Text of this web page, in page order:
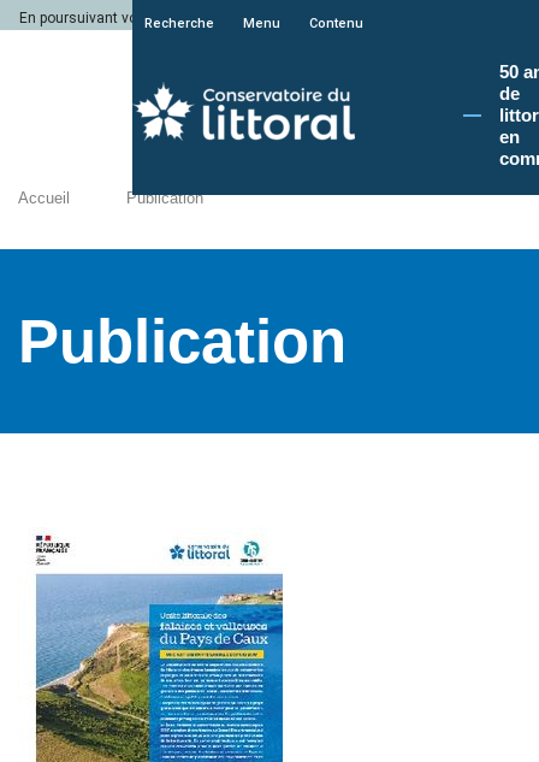
En poursuivant votre navigation sur le site du Conservatoire du littoral, vous
Recherche Menu Contenu
50
de
en
Accueil Publication
Publication